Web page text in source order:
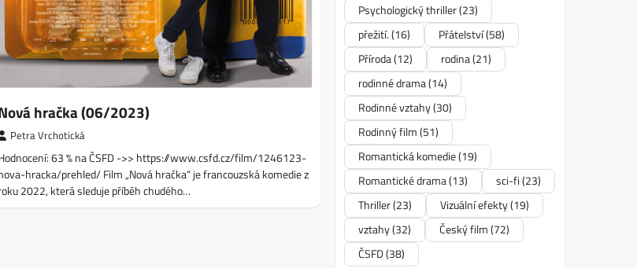
hračka (06/2023)
Petra Vrchotická
63 % na ČSFD ->> https://www.csfd.cz/film/1246123-
hracka/prehled/ Film „Nová hračka“ je francouzská komedie z
2022, která sleduje příběh chudého…
Psychologický thriller(23)
přežití.(16) Přátelství(58)
Příroda(12) rodina(21)
rodinné drama(14)
Rodinné vztahy(30)
Rodinný film(51)
Romantická komedie(19)
Romantické drama(13) sci-fi(23)
Thriller(23) Vizuální efekty(19)
vztahy(32) Český film(72)
ČSFD(38)